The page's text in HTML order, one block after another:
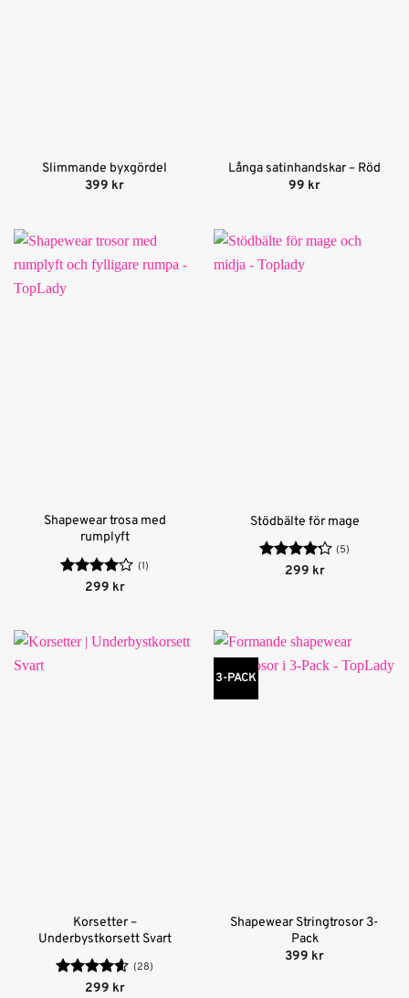
Slimmande byxgördel
399 kr
Långa satinhandskar – Röd
99 kr
Shapewear trosa med
rumplyft
Betygsatt
(1)
299 kr
Stödbälte för mage
Betygsatt
(5)
299 kr
Korsetter –
Underbystkorsett Svart
Betygsatt
(28)
299 kr
3-PACK
Shapewear Stringtrosor 3-
Pack
399 kr